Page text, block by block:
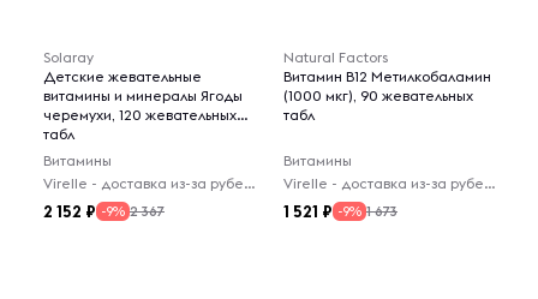
Solaray
Детские жевательные
витамины и минералы Ягоды
черемухи, 120 жевательных
табл
Витамины
Virelle - доставка из-за рубежа
2 152 -9% 2 367
Natural Factors
Витамин B12 Метилкобаламин
(1000 мкг), 90 жевательных
табл
Витамины
Virelle - доставка из-за рубежа
1 521 -9% 1 673